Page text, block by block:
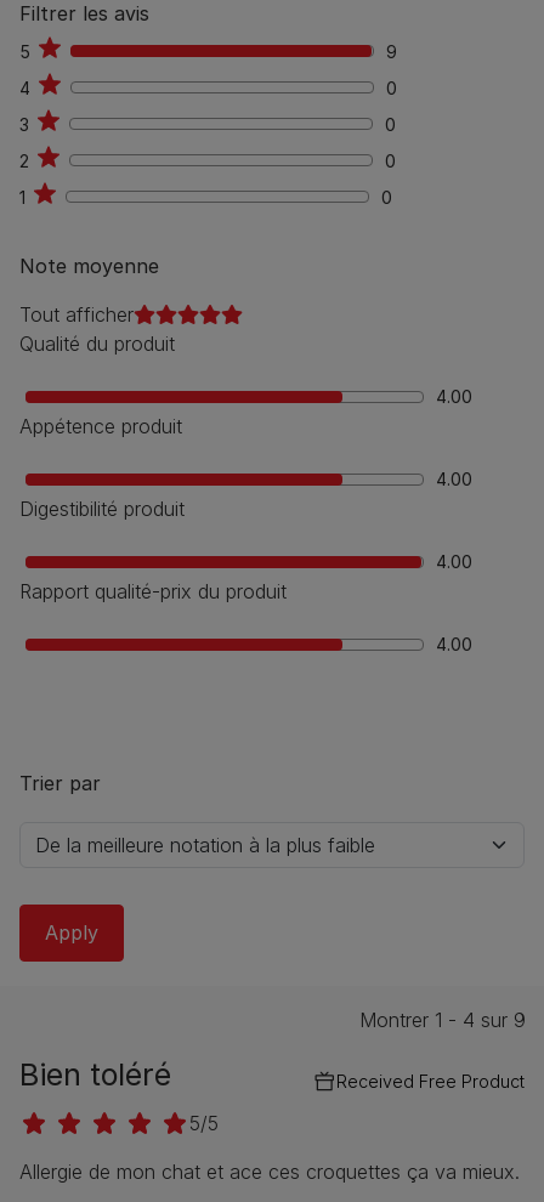
Filtrer les avis
5 9
9
4
0
0
3
0
0
2
0
0
1
0 0
Note moyenne
Tout afficher
Qualité du produit
4.00
Appétence produit
4.00
Digestibilité produit
4.00
Rapport qualité-prix du produit
4.00
Trier par
Montrer 1 - 4 sur 9
Bien toléré Received Free Product
5/5
Allergie de mon chat et ace ces croquettes ça va mieux.